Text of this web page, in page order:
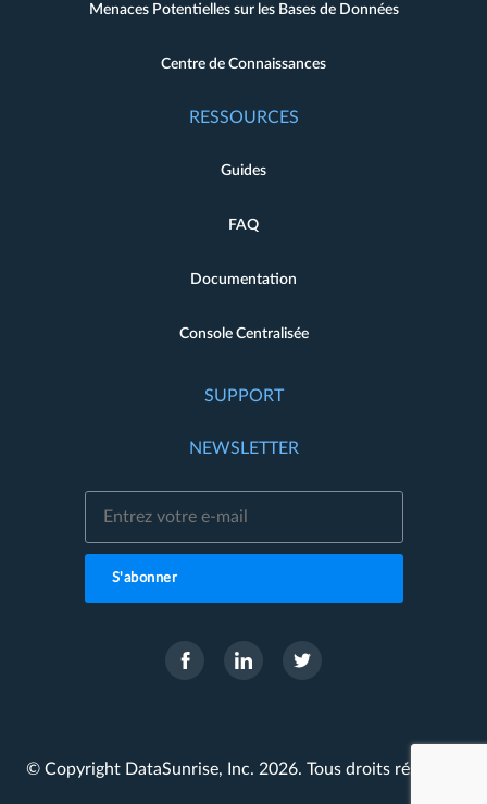
Menaces Potentielles sur les Bases de Données
Centre de Connaissances
RESSOURCES
Guides
FAQ
Documentation
Console Centralisée
SUPPORT
NEWSLETTER
S'abonner
© Copyright DataSunrise, Inc. 2026. Tous droits réservés.